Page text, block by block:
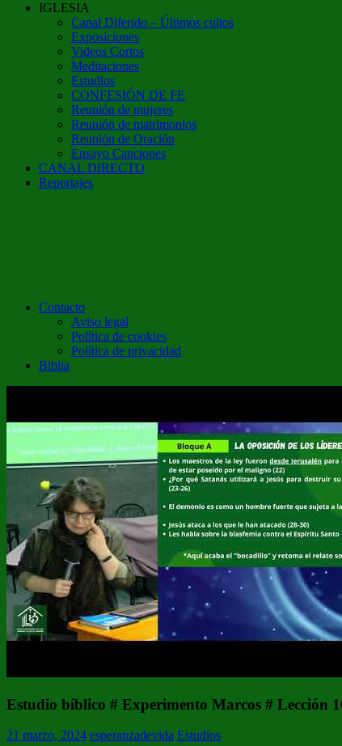
IGLESIA
Canal Diferido – Últimos cultos
Exposiciones
Videos Cortos
Meditaciones
Estudios
CONFESIÓN DE FE
Reunión de mujeres
Reunión de matrimonios
Reunión de Oración
Ensayo Canciones
CANAL DIRECTO
Reportajes
Contacto
Aviso legal
Política de cookies
Política de privacidad
Biblia
Estudio bíblico # Experimento Marcos # Lección
21 marzo, 2024 esperanzadevida Estudios